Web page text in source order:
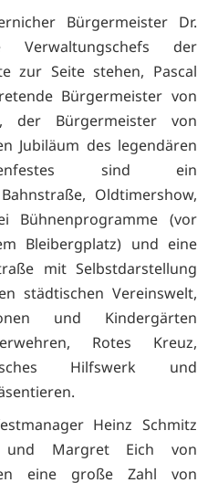
Bürgermeister Dr.
Verwaltungschefs der
zur Seite stehen, Pascal
Bürgermeister von
der Bürgermeister von
Jubiläum des legendären
sind ein
Oldtimershow,
Bühnenprogramme (vor
Bleibergplatz) und eine
mit Selbstdarstellung
städtischen Vereinswelt,
und Kindergärten
Rotes Kreuz,
Hilfswerk und
Heinz Schmitz
und Margret Eich von
eine große Zahl von